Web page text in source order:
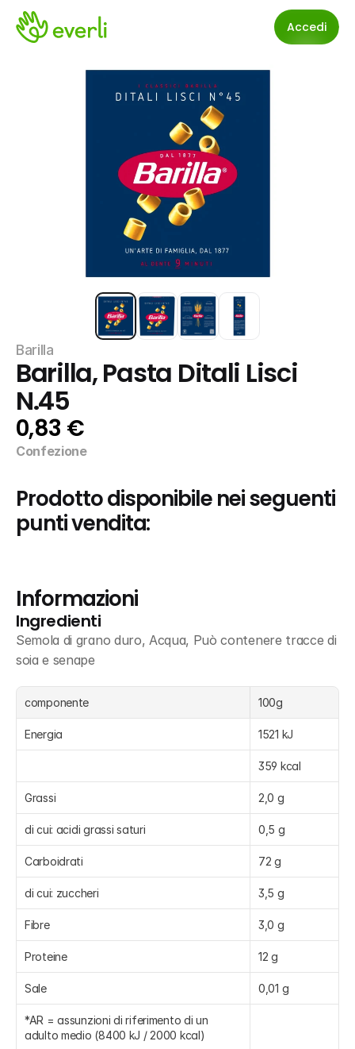
Accedi
Barilla
Barilla, Pasta Ditali Lisci
N.45
0,83 €
Confezione
Prodotto disponibile nei seguenti
punti vendita:
Informazioni
Ingredienti
Semola di grano duro, Acqua, Può contenere tracce di
soia e senape
componente 100g
Energia 1521 kJ
359 kcal
Grassi 2,0 g
di cui: acidi grassi saturi 0,5 g
Carboidrati 72 g
di cui: zuccheri 3,5 g
Fibre 3,0 g
Proteine 12 g
Sale 0,01 g
*AR = assunzioni di riferimento di un
adulto medio (8400 kJ / 2000 kcal)